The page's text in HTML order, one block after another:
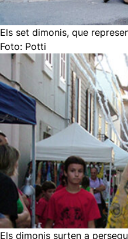
Els set dimonis, que
Foto: Potti
Els dimonis surten a